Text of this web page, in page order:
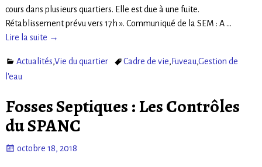
cours dans plusieurs quartiers. Elle est due à une fuite.
Rétablissement prévu vers 17h ». Communiqué de la SEM : A …
Lire la suite →
Actualités,Vie du quartier Cadre de vie, Fuveau,Gestion de
l'eau
Fosses Septiques : Les Contrôles
du SPANC
octobre 18, 2018